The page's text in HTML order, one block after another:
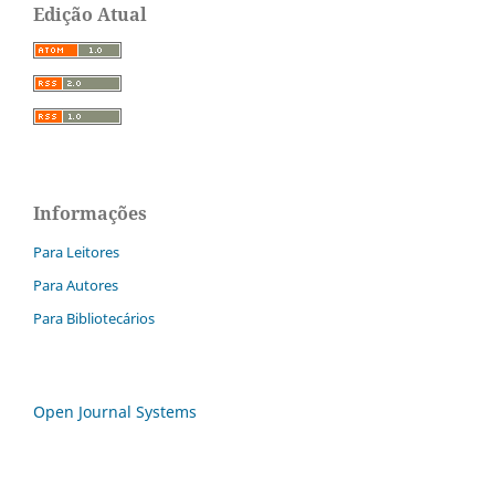
Edição Atual
Informações
Para Leitores
Para Autores
Para Bibliotecários
Open Journal Systems